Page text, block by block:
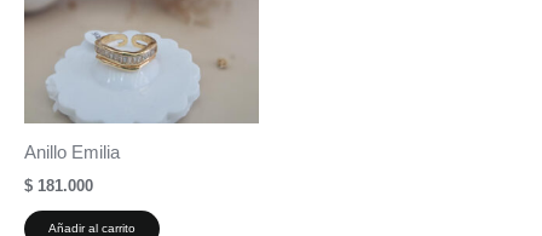
Anillo Emilia
$ 181.000
Añadir al carrito